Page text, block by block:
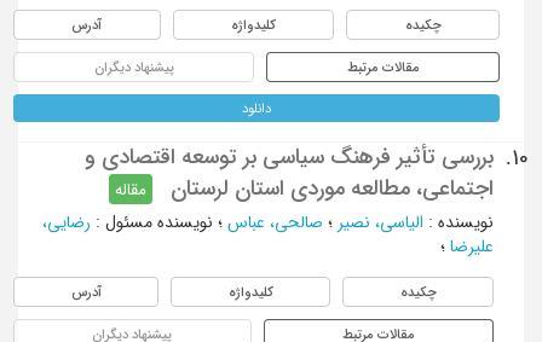
چکیده کلیدواژه آدرس
مقالات مرتبط پیشنهاد دیگران
دانلود
10.
بررسی تأثیر فرهنگ سیاسی بر توسعه اقتصادی و
اجتماعی، مطالعه موردی استان لرستان
مقاله
نویسنده: الیاسی، نصیر؛ صالحی، عباس ؛ نویسنده مسئول : رضایی،
علیرضا؛
چکیده کلیدواژه آدرس
مقالات مرتبط پیشنهاد دیگران